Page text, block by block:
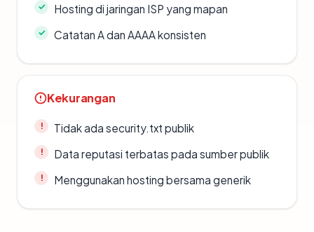
Hosting di jaringan ISP yang mapan
Catatan A dan AAAA konsisten
Kekurangan
Tidak ada security.txt publik
Data reputasi terbatas pada sumber publik
Menggunakan hosting bersama generik